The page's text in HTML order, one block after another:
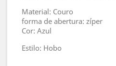
Material: Couro
forma de abertura: zíper
Cor: Azul
Estilo: Hobo